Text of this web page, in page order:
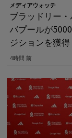
メディアウォッチ
ブラッドリー
バプールが
ジションを獲得
4時間 前